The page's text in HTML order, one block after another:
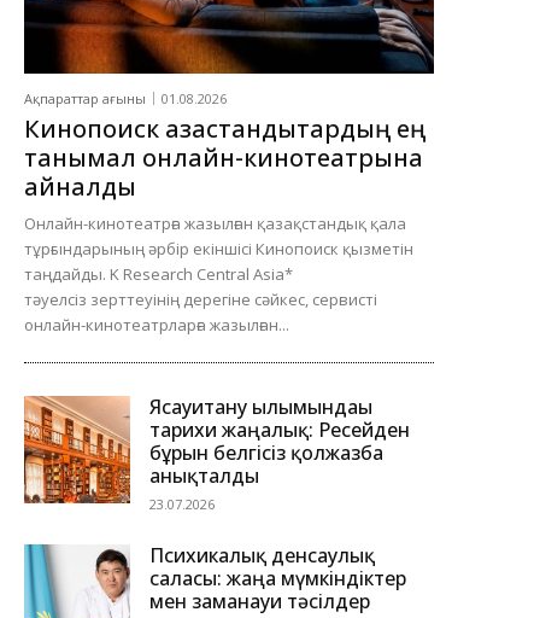
Ақпараттар ағыны 01.08.2026
Кинопоиск қазақстандықтардың ең
танымал онлайн-кинотеатрына
айналды
Онлайн-кинотеатрға жазылған қазақстандық қала
тұрғындарының әрбір екіншісі Кинопоиск қызметін
таңдайды. K Research Central Asia*
тәуелсіз зерттеуінің дерегіне сәйкес, сервисті
онлайн-кинотеатрларға жазылған...
Ясауитану ғылымындағы
тарихи жаңалық: Ресейден
бұрын белгісіз қолжазба
анықталды
23.07.2026
Психикалық денсаулық
саласы: жаңа мүмкіндіктер
мен заманауи тәсілдер